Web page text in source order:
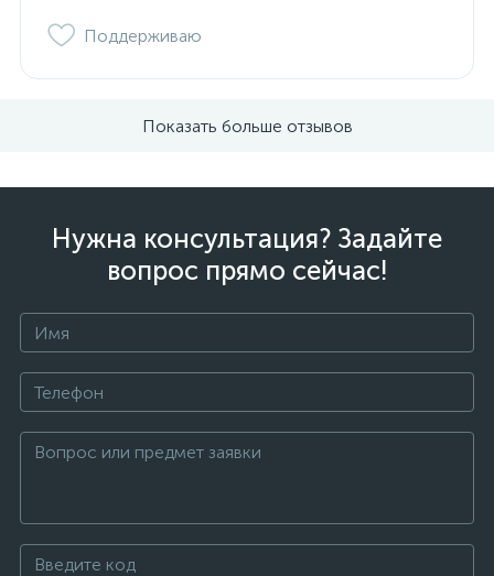
Поддерживаю
Показать больше отзывов
Нужна консультация? Задайте
вопрос прямо сейчас!